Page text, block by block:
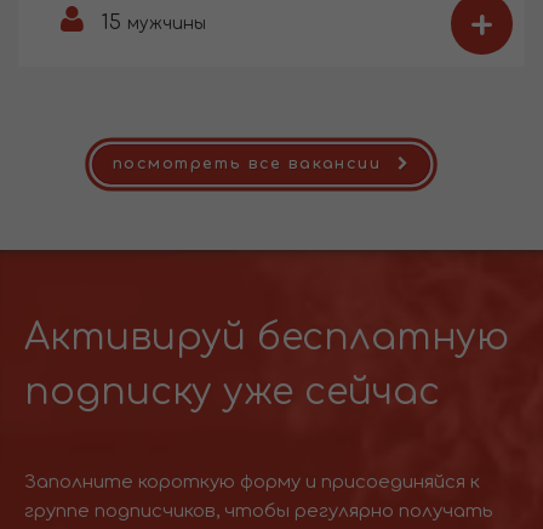
15 мужчины +
посмотреть все вакансии
Активируй бесплатную
подписку уже сейчас
Заполните короткую форму и присоединяйся к
группе подписчиков, чтобы регулярно получать